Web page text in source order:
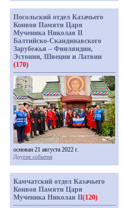
Посольский отдел Казачьего
Конвоя Памяти Царя
Мученика Николая II
Балтийско-Скандинавского
Зарубежья – Финляндии,
Эстонии, Швеции и Латвии
(170)
основан 21 августа 2022 г.
Другие события
Камчатский отдел Казачьего
Конвоя Памяти Царя
Мученика Николая II(120)